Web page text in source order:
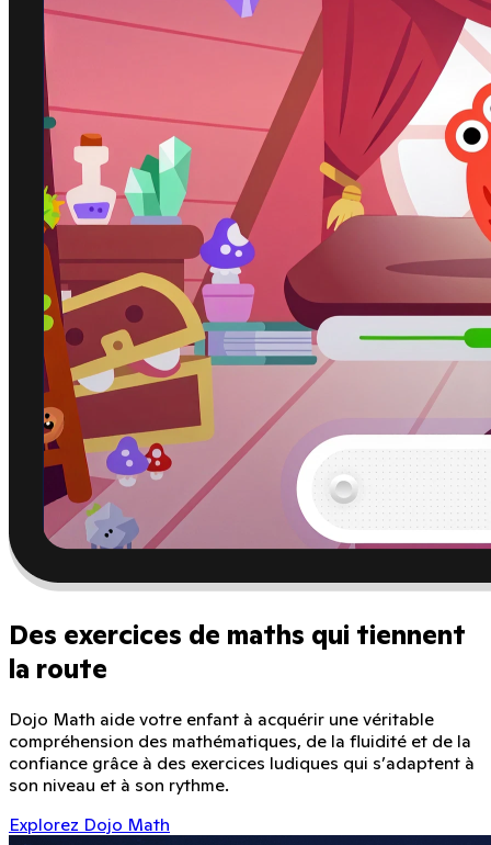
Des exercices de maths qui tiennent
la route
Dojo Math aide votre enfant à acquérir une véritable
compréhension des mathématiques, de la fluidité et de la
confiance grâce à des exercices ludiques qui s’adaptent à
son niveau et à son rythme.
Explorez Dojo Math